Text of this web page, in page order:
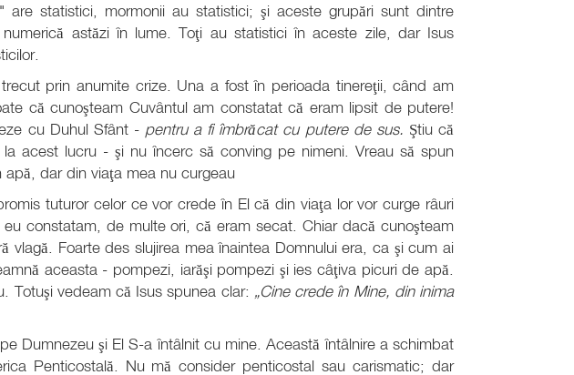
are statistici, mormonii au statistici; şi aceste grupări sunt dintre
astăzi în lume. Toţi au statistici în aceste zile, dar Isus
prin anumite crize. Una a fost în perioada tinereţii, când am
că cunoşteam Cuvântul am constatat că eram lipsit de putere!
cu Duhul Sfânt - pentru a fi îmbrăcat cu putere de sus. Ştiu că
acest lucru - şi nu încerc să conving pe nimeni. Vreau să spun
dar din viaţa mea nu curgeau
tuturor celor ce vor crede în El că din viaţa lor vor curge râuri
constatam, de multe ori, că eram secat. Chiar dacă cunoşteam
vlagă. Foarte des slujirea mea înaintea Domnului era, ca şi cum ai
aceasta - pompezi, iarăşi pompezi şi ies câţiva picuri de apă.
Totuşi vedeam că Isus spunea clar: „Cine crede în Mine, din inima
Dumnezeu şi El S-a întâlnit cu mine. Această întâlnire a schimbat
Penticostală. Nu mă consider penticostal sau carismatic; dar